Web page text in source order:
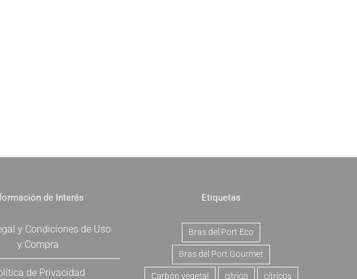
de Interés
y Condiciones de Uso
y Compra
de Privacidad
Etiquetas
Bras del Port Eco
Bras del Port Gourmet
Carbón vegetal cítrico cítricos